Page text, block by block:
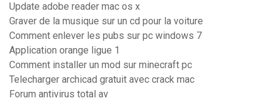
Update adobe reader mac os x
Graver de la musique sur un cd pour la voiture
Comment enlever les pubs sur pc windows 7
Application orange ligue 1
Comment installer un mod sur minecraft pc
Telecharger archicad gratuit avec crack mac
Forum antivirus total av